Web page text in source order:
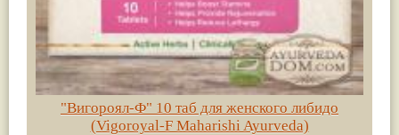
"Вигороял-Ф" 10 таб для женского либидо
(Vigoroyal-F Maharishi Ayurveda)